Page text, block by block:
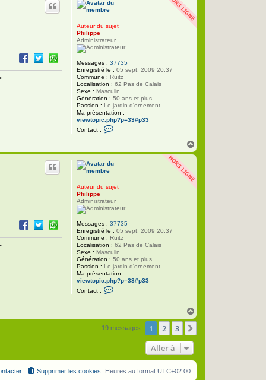
Auteur du sujet
Philippe
Administrateur
Messages : 37735
Enregistré le : 05 sept. 2009 20:37
Commune : Ruitz
Localisation : 62 Pas de Calais
Sexe : Masculin
Génération : 50 ans et plus
Passion : Le jardin d'ornement
Ma présentation :
viewtopic.php?p=33#p33
Contact :
a
P
i
l
p
p
e
•
a
u
Auteur du sujet
Philippe
Administrateur
Messages : 37735
Enregistré le : 05 sept. 2009 20:37
Commune : Ruitz
Localisation : 62 Pas de Calais
Sexe : Masculin
Génération : 50 ans et plus
Passion : Le jardin d'ornement
Ma présentation :
viewtopic.php?p=33#p33
Contact :
t
l
•
a
t
19 messages 1 2 3
Aller à
Heures au format UTC+02:00
Supprimer les cookies